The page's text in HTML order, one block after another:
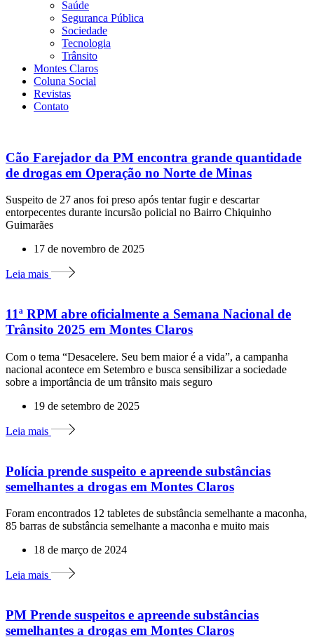
Saúde
Seguranca Pública
Sociedade
Tecnologia
Trânsito
Montes Claros
Coluna Social
Revistas
Contato
Cão Farejador da PM encontra grande quantidade
de drogas em Operação no Norte de Minas
Suspeito de 27 anos foi preso após tentar fugir e descartar
entorpecentes durante incursão policial no Bairro Chiquinho
Guimarães
17 de novembro de 2025
Leia mais
11ª RPM abre oficialmente a Semana Nacional de
Trânsito 2025 em Montes Claros
Com o tema “Desacelere. Seu bem maior é a vida”, a campanha
nacional acontece em Setembro e busca sensibilizar a sociedade
sobre a importância de um trânsito mais seguro
19 de setembro de 2025
Leia mais
Polícia prende suspeito e apreende substâncias
semelhantes a drogas em Montes Claros
Foram encontrados 12 tabletes de substância semelhante a maconha,
85 barras de substância semelhante a maconha e muito mais
18 de março de 2024
Leia mais
PM Prende suspeitos e apreende substâncias
semelhantes a drogas em Montes Claros